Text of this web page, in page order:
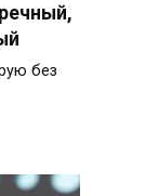
без